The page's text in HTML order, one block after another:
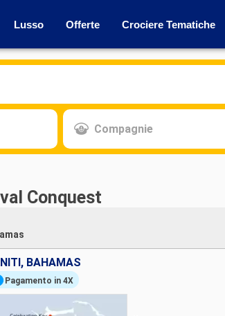
Lusso Offerte Crociere Tematiche
Compagnie
Conquest
BAHAMAS
Pagamento in 4X